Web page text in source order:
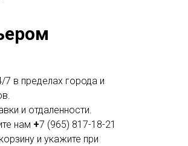
в пределах города и
и отдаленности.
нам +7 (965) 817-18-21
и укажите при